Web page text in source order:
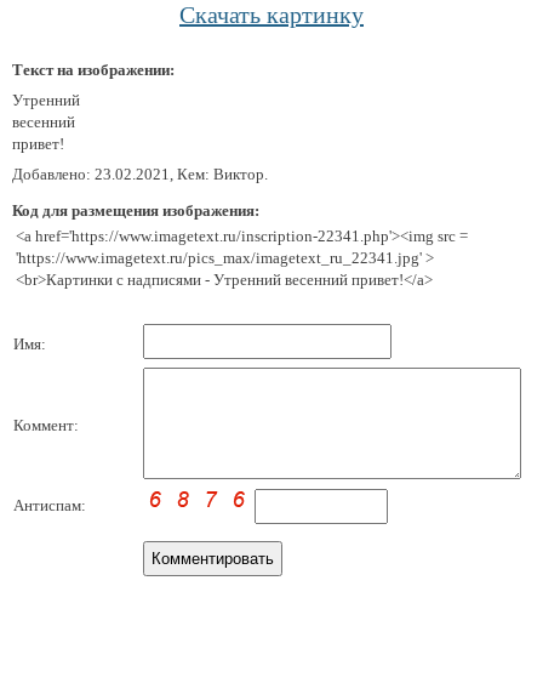
Скачать картинку
Текст на изображении:
Утренний
весенний
привет!
Добавлено: 23.02.2021, Кем: Виктор.
Код для размещения изображения:
<a href='https://www.imagetext.ru/inscription-22341.php'><img src =
'https://www.imagetext.ru/pics_max/imagetext_ru_22341.jpg' >
<br>Картинки с надписями - Утренний весенний привет!</a>
Имя:
Коммент:
Антиспам: